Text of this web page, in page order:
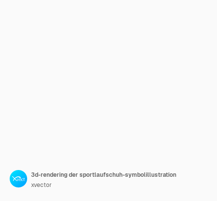
3d-rendering der sportlaufschuh-symbolillustration
xvector